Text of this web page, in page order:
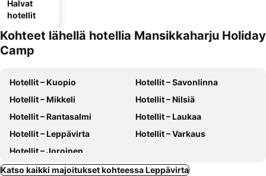
Halvat
hotellit
Kohteet lähellä hotellia Mansikkaharju Holiday
Camp
Hotellit – Kuopio
Hotellit – Savonlinna
Hotellit – Mikkeli
Hotellit – Nilsiä
Hotellit – Rantasalmi
Hotellit – Laukaa
Hotellit – Leppävirta
Hotellit – Varkaus
Hotellit – Joroinen
Katso kaikki majoitukset kohteessa Leppävirta